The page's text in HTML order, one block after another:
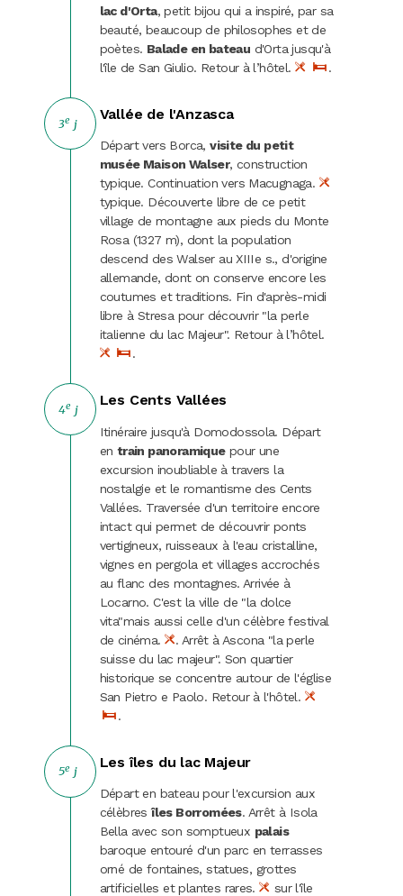
lac d'Orta, petit bijou qui a inspiré, par sa
beauté, beaucoup de philosophes et de
poètes. Balade en bateau d'Orta jusqu'à
l'île de San Giulio. Retour à l’hôtel.
.
3e j
Vallée de l'Anzasca
Départ vers Borca,visite du petit
musée Maison Walser, construction
typique. Continuation vers Macugnaga.
typique. Découverte libre de ce petit
village de montagne aux pieds du Monte
Rosa (1327 m), dont la population
descend des Walser au XIIIe s., d'origine
allemande, dont on conserve encore les
coutumes et traditions. Fin d'après-midi
libre à Stresa pour découvrir "la perle
italienne du lac Majeur". Retour à l’hôtel.
.
4e j
Les Cents Vallées
Itinéraire jusqu'à Domodossola. Départ
en train panoramiquepour une
excursion inoubliable à travers la
nostalgie et le romantisme des Cents
Vallées. Traversée d'un territoire encore
intact qui permet de découvrir ponts
vertigineux, ruisseaux à l'eau cristalline,
vignes en pergola et villages accrochés
au flanc des montagnes. Arrivée à
Locarno. C'est la ville de "la dolce
vita"mais aussi celle d'un célèbre festival
de cinéma.
. Arrêt à Ascona "la perle
suisse du lac majeur". Son quartier
historique se concentre autour de l'église
San Pietro e Paolo. Retour à l'hôtel.
.
5e j
Les îles du lac Majeur
Départ en bateau pour l'excursion aux
célèbresîles Borromées. Arrêt à Isola
Bella avec son somptueux palais
baroque entouré d'un parc en terrasses
orné de fontaines, statues, grottes
artificielles et plantes rares.
sur l'île